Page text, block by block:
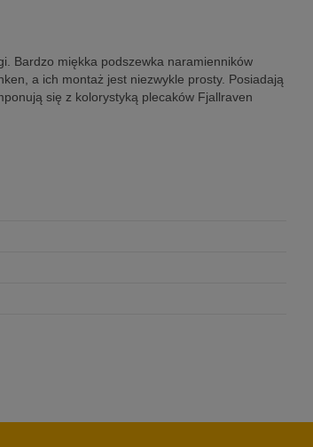
Bardzo miękka podszewka naramienników
a ich montaż jest niezwykle prosty. Posiadają
się z kolorystyką plecaków Fjallraven